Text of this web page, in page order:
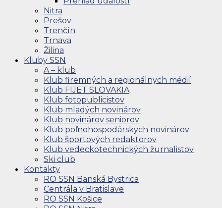
Nitra
Prešov
Trenčín
Trnava
Žilina
Kluby SSN
A – klub
Klub firemných a regionálnych médií
Klub FIJET SLOVAKIA
Klub fotopublicistov
Klub mladých novinárov
Klub novinárov seniorov
Klub poľnohospodárskych novinárov
Klub športových redaktorov
Klub vedeckotechnických žurnalistov
Ski club
Kontakty
RO SSN Banská Bystrica
Centrála v Bratislave
RO SSN Košice